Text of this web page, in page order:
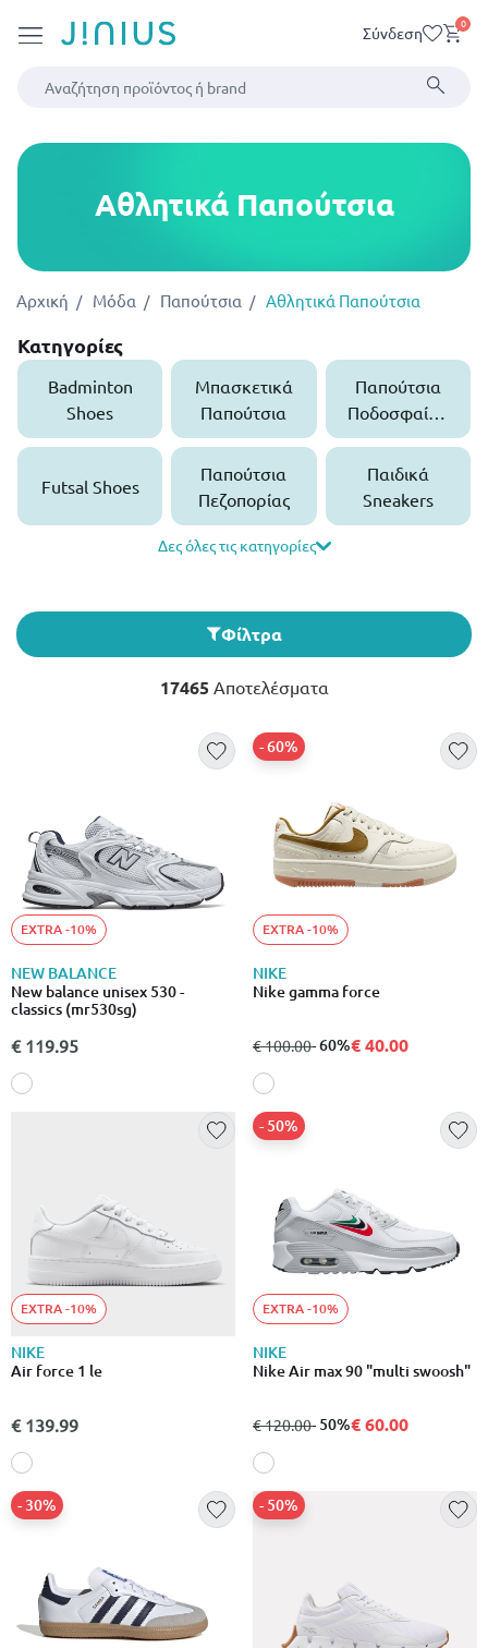
Σύνδεση 0
Αθλητικά Παπούτσια
Αρχική Μόδα Παπούτσια Αθλητικά Παπούτσια
Κατηγορίες
Badminton
Shoes
Μπασκετικά
Παπούτσια
Παπούτσια
Ποδοσφαίρο
υ
Futsal Shoes
Παπούτσια
Πεζοπορίας
Παιδικά
Sneakers
Δες όλες τις κατηγορίες
Φίλτρα
17465Αποτελέσματα
EXTRA -10%
NEW BALANCE
New balance unisex 530 -
classics (mr530sg)
€ 119.95
EXTRA -10%
NIKE
Nike gamma force
από
€ 100.00σε
- 60%
- 60%€ 40.00
EXTRA -10%
NIKE
Air force 1 le
€ 139.99
EXTRA -10%
NIKE
Nike Air max 90 "multi swoosh"
από
€ 120.00σε
- 50%
- 50%€ 60.00
- 30% - 50%